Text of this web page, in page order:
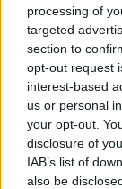
processing of
targeted
section to
opt-out request
interest-based
us or personal
your opt-out.
disclosure of
IAB’s list of
also be